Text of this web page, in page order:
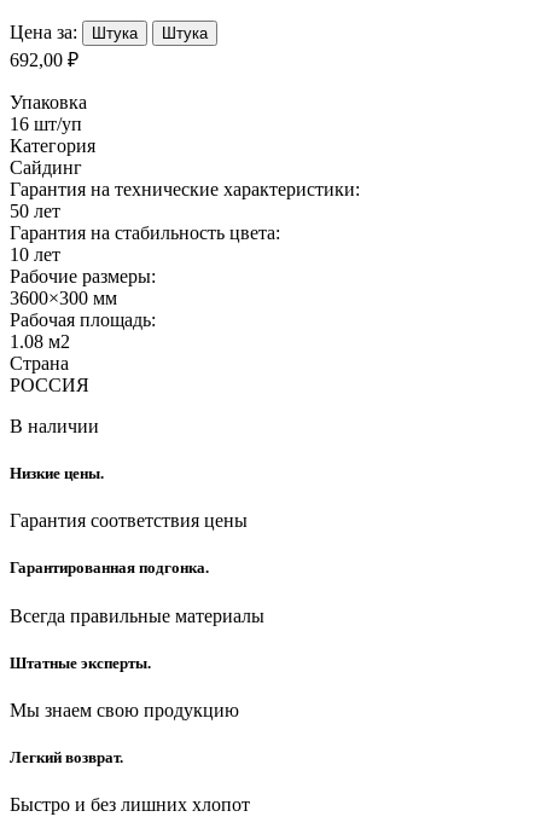
Цена за: Штука Штука
692,00 ₽
Упаковка
16 шт/уп
Категория
Сайдинг
Гарантия на технические характеристики:
50 лет
Гарантия на стабильность цвета:
10 лет
Рабочие размеры:
3600×300 мм
Рабочая площадь:
1.08 м2
Страна
РОССИЯ
В наличии
Низкие цены.
Гарантия соответствия цены
Гарантированная подгонка.
Всегда правильные материалы
Штатные эксперты.
Мы знаем свою продукцию
Легкий возврат.
Быстро и без лишних хлопот